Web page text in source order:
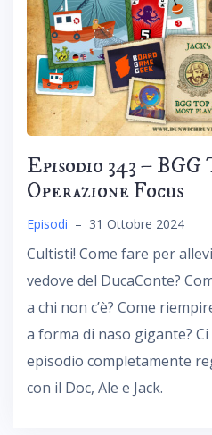
Episodio 343 – BGG
Operazione Focus
Episodi – 31 Ottobre 2024
Cultisti! Come fare per
vedove del DucaConte?
a chi non c’è? Come
a forma di naso gigante?
episodio completamente
con il Doc, Ale e Jack.